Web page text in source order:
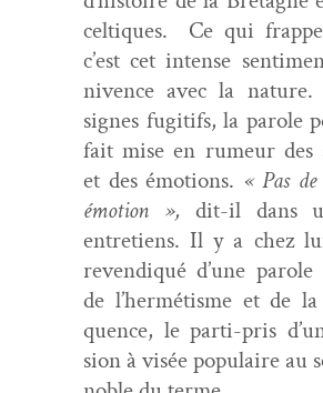
cel­tiques. Ce qui
c’est cet intense
nivence avec la nature.
signes fugi­tifs, la parole
fait mise en rumeur des
et des émo­tions. « Pas
émo­tion », dit-il dans
entre­tiens. Il y a chez
revendiqué d’une parole
de l’hermétisme et de
quence, le par­ti-pris
sion à visée pop­u­laire au